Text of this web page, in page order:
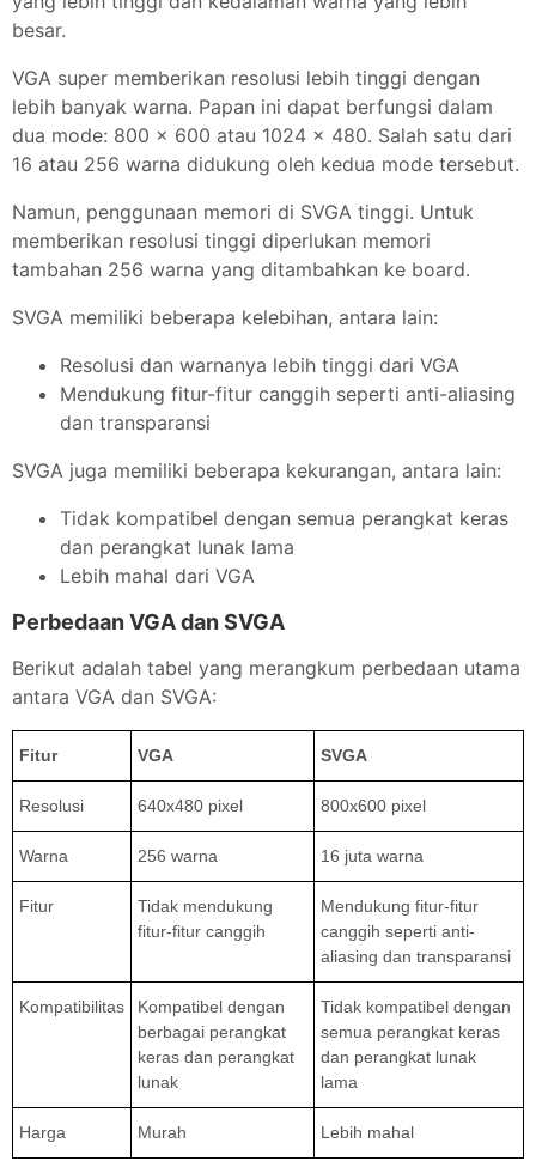
besar.
VGA super memberikan resolusi lebih tinggi dengan
lebih banyak warna. Papan ini dapat berfungsi dalam
dua mode: 800 x 600 atau 1024 x 480. Salah satu dari
16 atau 256 warna didukung oleh kedua mode tersebut.
Namun, penggunaan memori di SVGA tinggi. Untuk
memberikan resolusi tinggi diperlukan memori
tambahan 256 warna yang ditambahkan ke board.
SVGA memiliki beberapa kelebihan, antara lain:
Resolusi dan warnanya lebih tinggi dari VGA
Mendukung fitur-fitur canggih seperti anti-aliasing
dan transparansi
SVGA juga memiliki beberapa kekurangan, antara lain:
Tidak kompatibel dengan semua perangkat keras
dan perangkat lunak lama
Lebih mahal dari VGA
Perbedaan VGA dan SVGA
Berikut adalah tabel yang merangkum perbedaan utama
antara VGA dan SVGA:
Fitur VGA SVGA
Resolusi 640x480 pixel 800x600 pixel
Warna 256 warna 16 juta warna
Fitur
Tidak mendukung
fitur-fitur canggih
Mendukung fitur-fitur
canggih seperti anti-
aliasing dan transparansi
Kompatibilitas
Kompatibel dengan
berbagai perangkat
keras dan perangkat
lunak
Tidak kompatibel dengan
semua perangkat keras
dan perangkat lunak
lama
Harga Murah Lebih mahal